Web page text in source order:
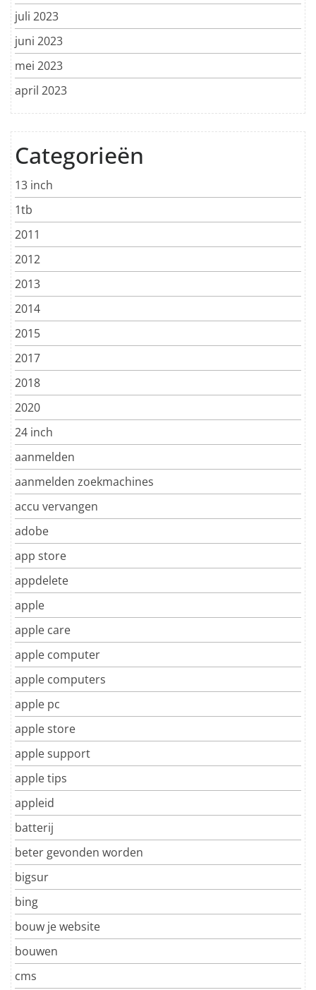
juli 2023
juni 2023
mei 2023
april 2023
Categorieën
13 inch
1tb
2011
2012
2013
2014
2015
2017
2018
2020
24 inch
aanmelden
aanmelden zoekmachines
accu vervangen
adobe
app store
appdelete
apple
apple care
apple computer
apple computers
apple pc
apple store
apple support
apple tips
appleid
batterij
beter gevonden worden
bigsur
bing
bouw je website
bouwen
cms